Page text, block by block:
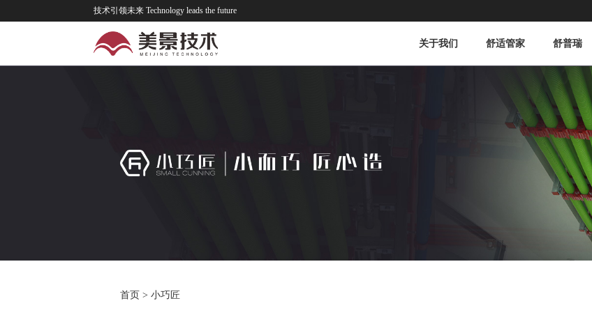
技术引领未来 Technology leads the future
关于我们
公司简介
企业文化
公司使命
组织团队
舒适管家 舒普瑞
首页 > 小巧匠